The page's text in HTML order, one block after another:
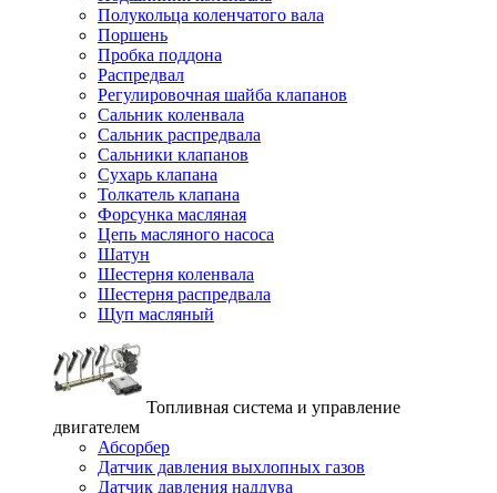
Полукольца коленчатого вала
Поршень
Пробка поддона
Распредвал
Регулировочная шайба клапанов
Сальник коленвала
Сальник распредвала
Сальники клапанов
Сухарь клапана
Толкатель клапана
Форсунка масляная
Цепь масляного насоса
Шатун
Шестерня коленвала
Шестерня распредвала
Щуп масляный
Топливная система и управление
двигателем
Абсорбер
Датчик давления выхлопных газов
Датчик давления наддува